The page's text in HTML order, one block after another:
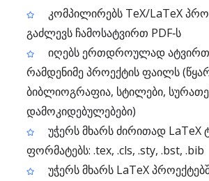
კომპილირებს TeX/LaTeX
გაძლევს ჩამოსატვირთ PDF‑ს
იღებს ერთდროულად
რამდენიმე პროექტის ფაილს
ბიბლიოგრაფია, სტილები,
დამოკიდებულებები)
უჭერს მხარს ძირითად LaTeX
ფორმატებს: .tex, .cls, .sty, .bst, .bib
უჭერს მხარს LaTeX